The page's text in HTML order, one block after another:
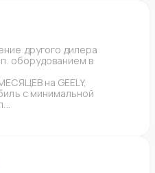
другого дилера
оборудованием в
на GEELY,
с минимальной